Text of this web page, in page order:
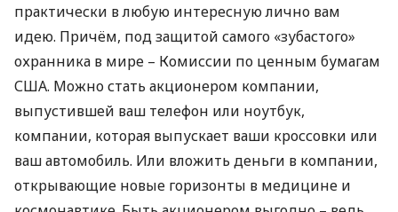
практически в любую интересную лично вам
идею. Причём, под защитой самого «зубастого»
охранника в мире – Комиссии по ценным бумагам
США. Можно стать акционером компании,
выпустившей ваш телефон или ноутбук,
компании, которая выпускает ваши кроссовки или
ваш автомобиль. Или вложить деньги в компании,
открывающие новые горизонты в медицине и